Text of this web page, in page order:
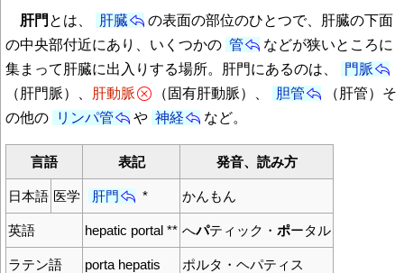
肝門 とは、 肝臓
の表面の部位のひとつで、肝臓の下面
の中央部付近にあり、いくつかの 管
などが狭いところに
集まって肝臓に出入りする場所。肝門にあるのは、
門脈
（肝門脈）、
肝動脈 （固有肝動脈）、 胆管
（肝管）そ
の他の
リンパ管 や 神経 など。
言語 表記 発音、読み方
日本語 医学 肝門 * かんもん
英語 hepatic portal ** へパティック・ ポータル
ラテン語 porta hepatis ポルタ・ヘパティス